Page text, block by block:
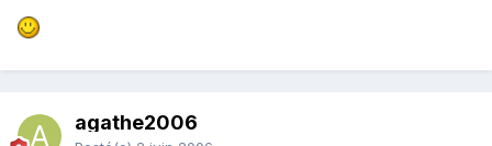
agathe2006